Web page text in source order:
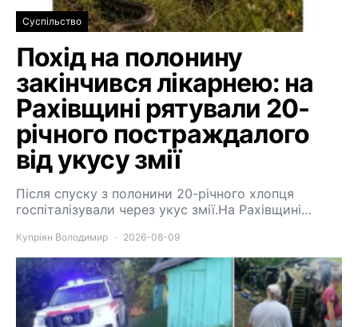
Суспільство
Похід на полонину
закінчився лікарнею: на
Рахівщині рятували 20-
річного постраждалого
від укусу змії
Після спуску з полонини 20-річного хлопця
госпіталізували через укус змії.На Рахівщині…
Купріян Володимир 2026-08-09